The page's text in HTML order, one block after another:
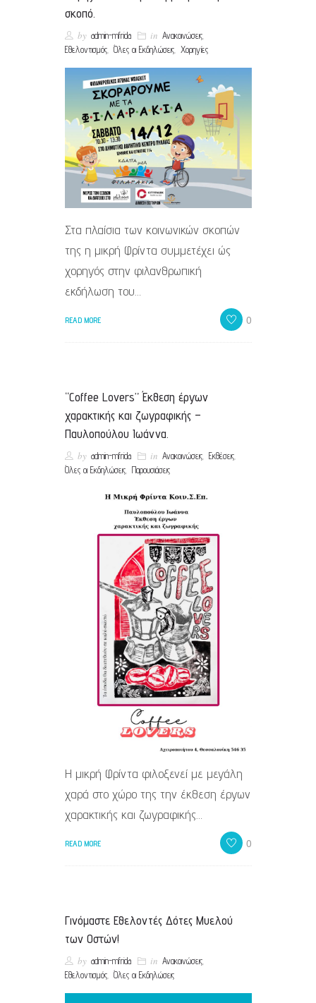
σκοπό.
by admin-mfrida in Ανακοινώσεις,
Εθελοντισμός, Όλες οι Εκδηλώσεις, Χορηγίες
​Στα πλαίσια των κοινωνικών σκοπών
της η μικρή Φρίντα συμμετέχει ώς
χορηγός στην φιλανθρωπική
εκδήλωση του…
READ MORE 0
“Coffee Lovers” Έκθεση έργων
χαρακτικής και ζωγραφικής –
Παυλοπούλου Ιωάννα.
by admin-mfrida in Ανακοινώσεις, Εκθέσεις,
Όλες οι Εκδηλώσεις, Παρουσιάσεις
Η μικρή Φρίντα φιλοξενεί με μεγάλη
χαρά στο χώρο της την έκθεση έργων
χαρακτικής και ζωγραφικής…
READ MORE 0
Γινόμαστε Εθελοντές Δότες Μυελού
των Οστών!
by admin-mfrida in Ανακοινώσεις,
Εθελοντισμός, Όλες οι Εκδηλώσεις